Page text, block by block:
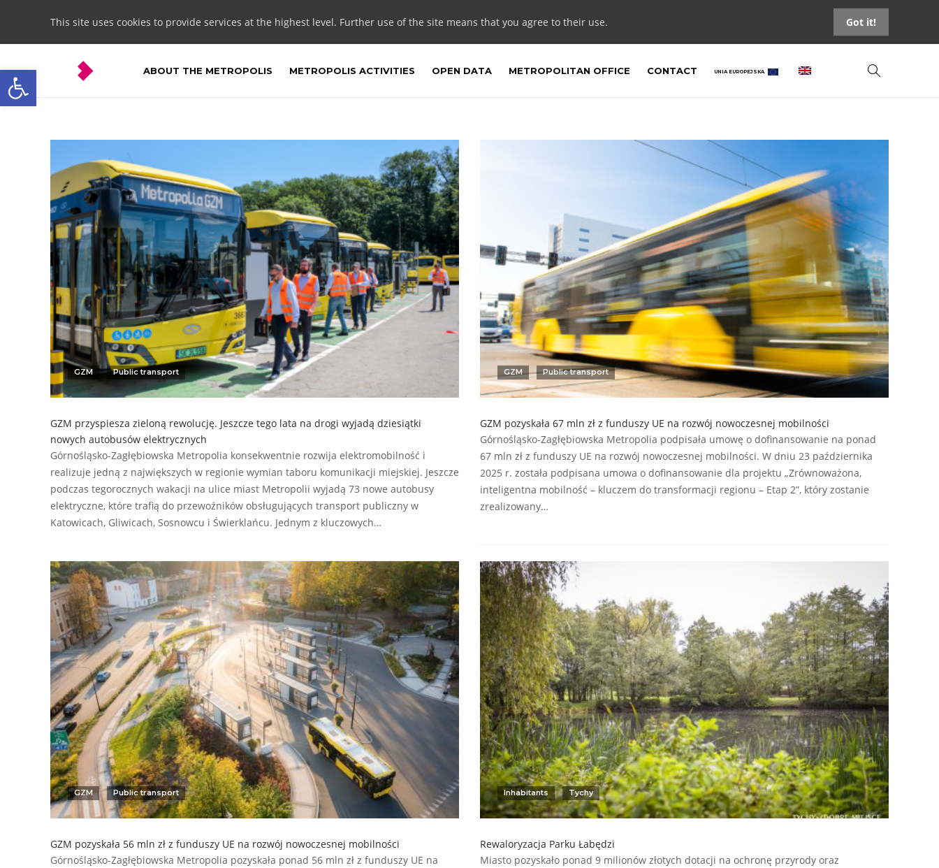
Open toolbar
This site uses cookies to provide services at the highest level. Further use of the site means that you agree to their use. Got it!
ABOUT THE METROPOLIS METROPOLIS ACTIVITIES OPEN DATA METROPOLITAN OFFICE CONTACT UNIA EUROPEJSKA
GZM Public transport
GZM przyspiesza zieloną rewolucję. Jeszcze tego lata na drogi wyjadą dziesiątki
nowych autobusów elektrycznych
Górnośląsko-Zagłębiowska Metropolia konsekwentnie rozwija elektromobilność i
realizuje jedną z największych w regionie wymian taboru komunikacji miejskiej. Jeszcze
podczas tegorocznych wakacji na ulice miast Metropolii wyjadą 73 nowe autobusy
elektryczne, które trafią do przewoźników obsługujących transport publiczny w
Katowicach, Gliwicach, Sosnowcu i Świerklańcu. Jednym z kluczowych…
GZM Public transport
GZM pozyskała 67 mln zł z funduszy UE na rozwój nowoczesnej mobilności
Górnośląsko-Zagłębiowska Metropolia podpisała umowę o dofinansowanie na ponad
67 mln zł z funduszy UE na rozwój nowoczesnej mobilności. W dniu 23 października
2025 r. została podpisana umowa o dofinansowanie dla projektu „Zrównoważona,
inteligentna mobilność – kluczem do transformacji regionu – Etap 2”, który zostanie
zrealizowany…
GZM Public transport
GZM pozyskała 56 mln zł z funduszy UE na rozwój nowoczesnej mobilności
Górnośląsko-Zagłębiowska Metropolia pozyskała ponad 56 mln zł z funduszy UE na
Inhabitants Tychy
Rewaloryzacja Parku Łabędzi
Miasto pozyskało ponad 9 milionów złotych dotacji na ochronę przyrody oraz